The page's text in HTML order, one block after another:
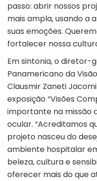
passo: abrir nossos
mais ampla, usando a
suas emoções.
fortalecer nossa
Em sintonia, o diretor-
Panamericano da
Clausmir Zaneti
exposição “Visões
importante na missão
ocular. “Acreditamos
projeto nasceu do
ambiente hospitalar
beleza, cultura e
oferecer mais do que